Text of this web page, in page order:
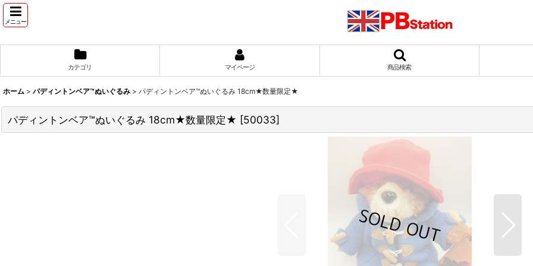
メニュー
カテゴリ マイページ 商品検索
ホーム > パディントンベア™ぬいぐるみ > パディントンベア™ぬいぐるみ 18cm★数量限定★
パディントンベア™ぬいぐるみ 18cm★数量限定★ [50033]